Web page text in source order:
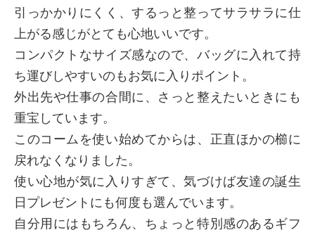
引っかかりにくく、するっと整ってサラサラに仕
上がる感じがとても心地いいです。
コンパクトなサイズ感なので、バッグに入れて持
ち運びしやすいのもお気に入りポイント。
外出先や仕事の合間に、さっと整えたいときにも
重宝しています。
このコームを使い始めてからは、正直ほかの櫛に
戻れなくなりました。
使い心地が気に入りすぎて、気づけば友達の誕生
日プレゼントにも何度も選んでいます。
自分用にはもちろん、ちょっと特別感のあるギフ